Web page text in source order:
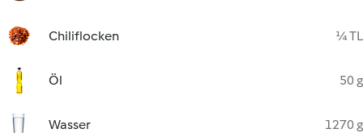
Chiliflocken ¼ TL
Öl 50 g
Wasser 1270 g